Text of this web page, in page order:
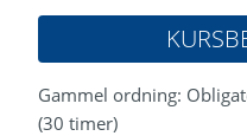
Gammel ordning:
(30 timer)